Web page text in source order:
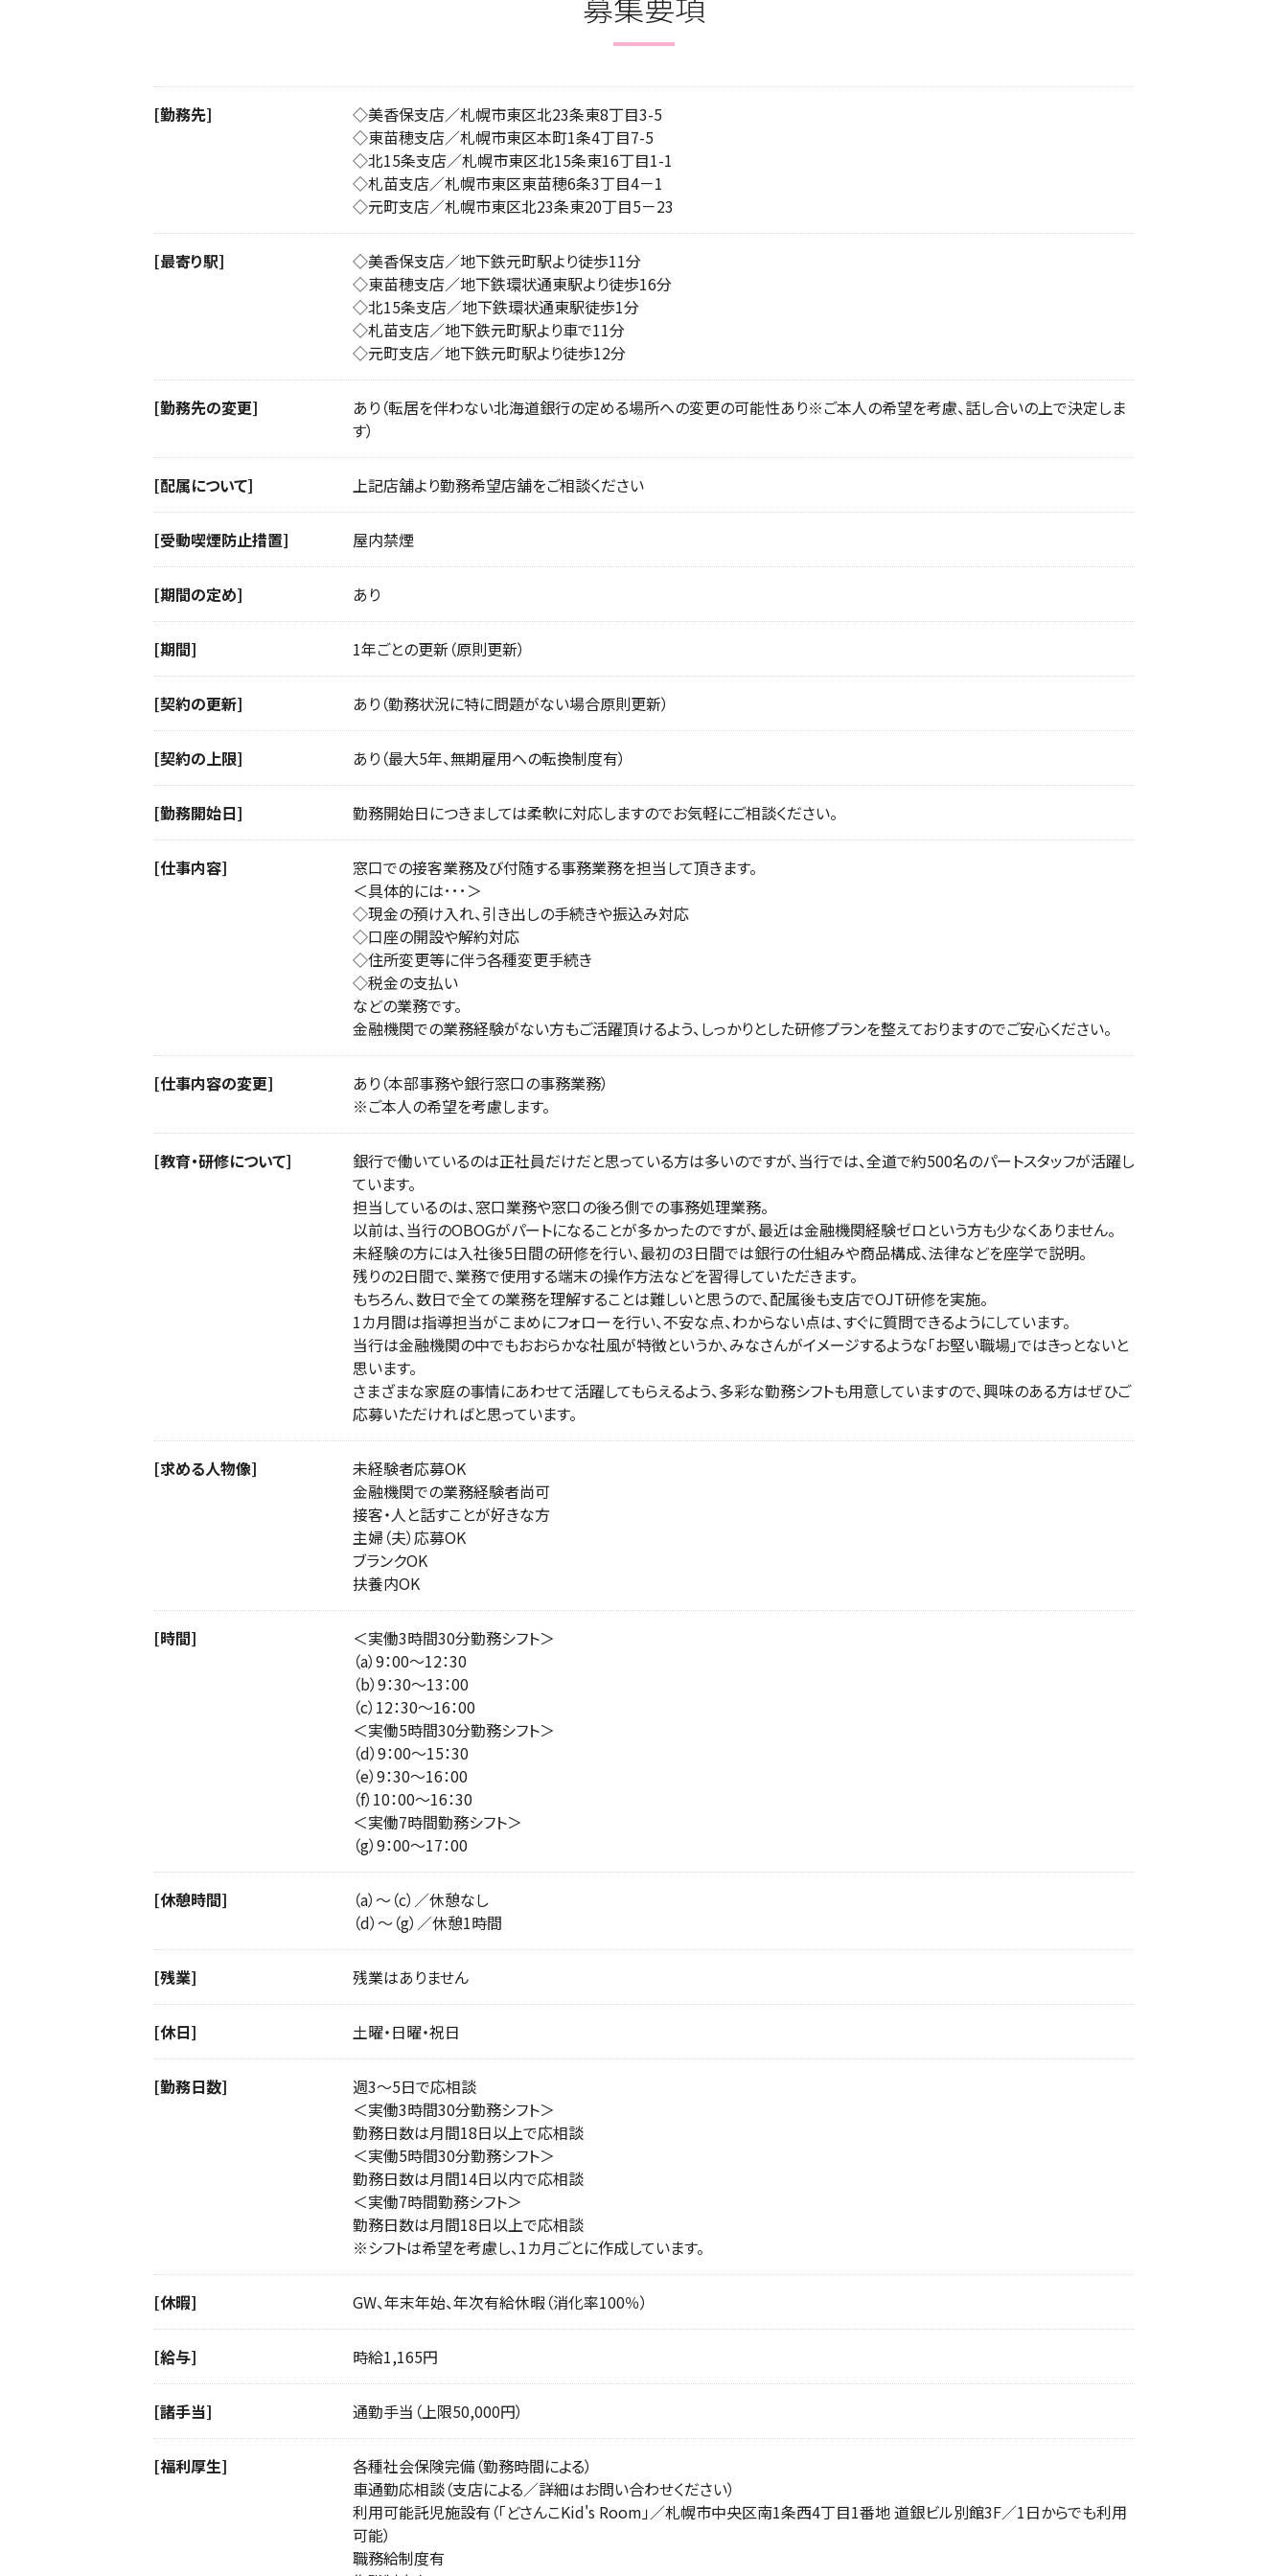
[勤務先]
◇美香保支店／札幌市東区北23条東8丁目3-5
◇東苗穂支店／札幌市東区本町1条4丁目7-5
◇北15条支店／札幌市東区北15条東16丁目1-1
◇札苗支店／札幌市東区東苗穂6条3丁目4－1
◇元町支店／札幌市東区北23条東20丁目5－23
[最寄り駅]
◇美香保支店／地下鉄元町駅より徒歩11分
◇東苗穂支店／地下鉄環状通東駅より徒歩16分
◇北15条支店／地下鉄環状通東駅徒歩1分
◇札苗支店／地下鉄元町駅より車で11分
◇元町支店／地下鉄元町駅より徒歩12分
[勤務先の変更]
あり（転居を伴わない北海道銀行の定める場所への変更の可能性あり※ご本人の希望を考慮、話し合いの上で決定しま
す）
[配属について] 上記店舗より勤務希望店舗をご相談ください
[受動喫煙防止措置] 屋内禁煙
[期間の定め] あり
[期間] 1年ごとの更新（原則更新）
[契約の更新] あり（勤務状況に特に問題がない場合原則更新）
[契約の上限] あり（最大5年、無期雇用への転換制度有）
[勤務開始日] 勤務開始日につきましては柔軟に対応しますのでお気軽にご相談ください。
[仕事内容]
窓口での接客業務及び付随する事務業務を担当して頂きます。
＜具体的には･･･＞
◇現金の預け入れ、引き出しの手続きや振込み対応
◇口座の開設や解約対応
◇住所変更等に伴う各種変更手続き
◇税金の支払い
などの業務です。
金融機関での業務経験がない方もご活躍頂けるよう、しっかりとした研修プランを整えておりますのでご安心ください。
[仕事内容の変更]
あり（本部事務や銀行窓口の事務業務）
※ご本人の希望を考慮します。
[教育・研修について]
銀行で働いているのは正社員だけだと思っている方は多いのですが、当行では、全道で約500名のパートスタッフが活躍し
ています。
担当しているのは、窓口業務や窓口の後ろ側での事務処理業務。
以前は、当行のOBOGがパートになることが多かったのですが、最近は金融機関経験ゼロという方も少なくありません。
未経験の方には入社後5日間の研修を行い、最初の3日間では銀行の仕組みや商品構成、法律などを座学で説明。
残りの2日間で、業務で使用する端末の操作方法などを習得していただきます。
もちろん、数日で全ての業務を理解することは難しいと思うので、配属後も支店でOJT研修を実施。
1カ月間は指導担当がこまめにフォローを行い、不安な点、わからない点は、すぐに質問できるようにしています。
当行は金融機関の中でもおおらかな社風が特徴というか、みなさんがイメージするような「お堅い職場」ではきっとないと
思います。
さまざまな家庭の事情にあわせて活躍してもらえるよう、多彩な勤務シフトも用意していますので、興味のある方はぜひご
応募いただければと思っています。
[求める人物像]
未経験者応募OK
金融機関での業務経験者尚可
接客・人と話すことが好きな方
主婦（夫）応募OK
ブランクOK
扶養内OK
[時間]
＜実働3時間30分勤務シフト＞
（a）9：00〜12：30
（b）9：30〜13：00
（c）12：30〜16：00
＜実働5時間30分勤務シフト＞
（d）9：00〜15：30
（e）9：30〜16：00
（f）10：00〜16：30
＜実働7時間勤務シフト＞
（g）9：00〜17：00
[休憩時間]
（a）〜（c）／休憩なし
（d）〜（g）／休憩1時間
[残業] 残業はありません
[休日] 土曜・日曜・祝日
[勤務日数]
週3〜5日で応相談
＜実働3時間30分勤務シフト＞
勤務日数は月間18日以上で応相談
＜実働5時間30分勤務シフト＞
勤務日数は月間14日以内で応相談
＜実働7時間勤務シフト＞
勤務日数は月間18日以上で応相談
※シフトは希望を考慮し、1カ月ごとに作成しています。
[休暇] GW、年末年始、年次有給休暇（消化率100％）
[給与] 時給1,165円
[諸手当] 通勤手当（上限50,000円）
[福利厚生]
各種社会保険完備（勤務時間による）
車通勤応相談（支店による／詳細はお問い合わせください）
利用可能託児施設有（「どさんこKid's Room」／札幌市中央区南1条西4丁目1番地 道銀ビル別館3F／1日からでも利用
可能）
職務給制度有